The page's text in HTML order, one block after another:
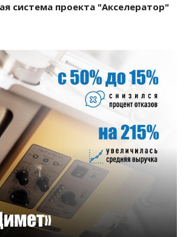
система проекта "Акселератор"
Смотреть проект